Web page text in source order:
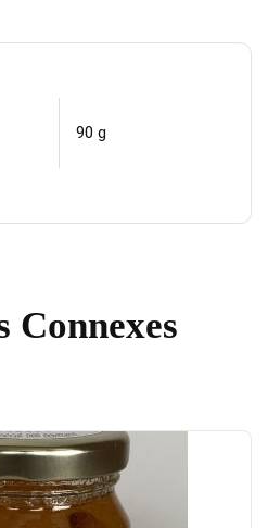
90 g
Connexes